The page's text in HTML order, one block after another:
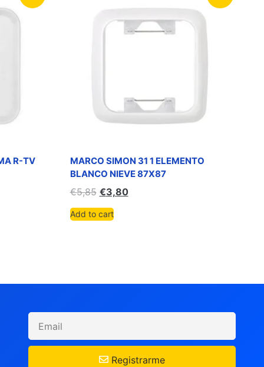
R-TV
MARCO SIMON 31 1 ELEMENTO
BLANCO NIEVE 87X87
€5,85 €3,80
Add to cart
Registrarme